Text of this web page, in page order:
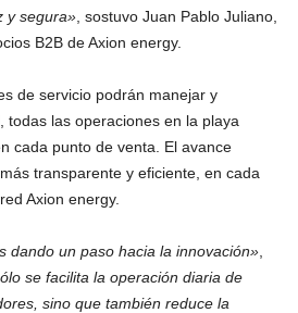
y segura» , sostuvo Juan Pablo Juliano,
B2B de Axion energy.
de servicio podrán manejar y
todas las operaciones en la playa
cada punto de venta. El avance
transparente y eficiente, en cada
Axion energy.
dando un paso hacia la innovación»
se facilita la operación diaria de
sino que también reduce la